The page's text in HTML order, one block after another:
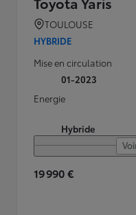
TOULOUSE
HYBRIDE
Mise en circulation
01-2023
Energie
Hybride
19 990 €